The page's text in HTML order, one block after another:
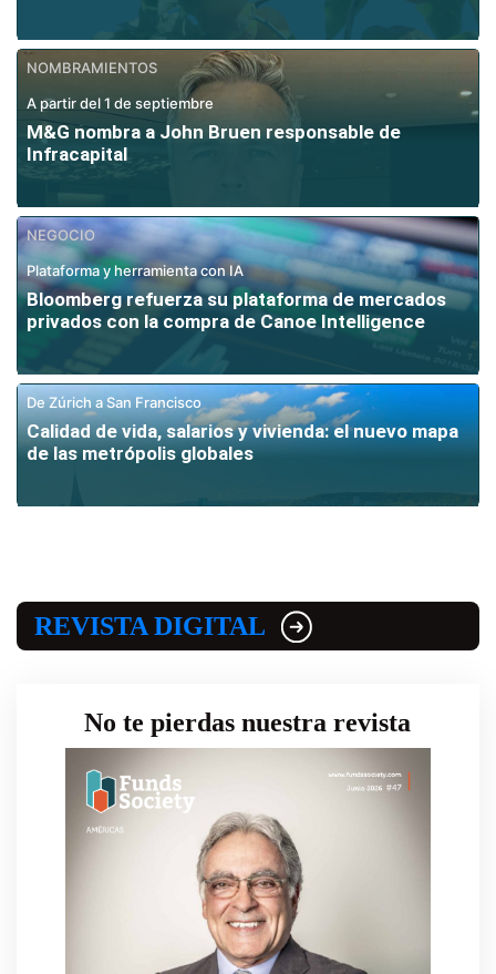
NOMBRAMIENTOS
A partir del 1 de septiembre
M&G nombra a John Bruen responsable de
Infracapital
NEGOCIO
Plataforma y herramienta con IA
Bloomberg refuerza su plataforma de mercados
privados con la compra de Canoe Intelligence
De Zúrich a San Francisco
Calidad de vida, salarios y vivienda: el nuevo mapa
de las metrópolis globales
REVISTA DIGITAL
No te pierdas nuestra revista